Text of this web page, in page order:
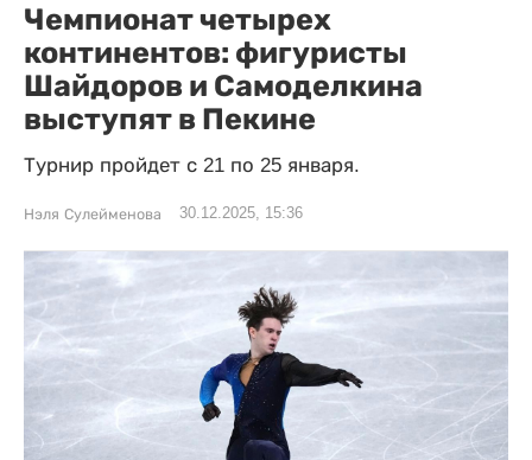
Чемпионат четырех
континентов: фигуристы
Шайдоров и Самоделкина
выступят в Пекине
Турнир пройдет с 21 по 25 января.
Нэля Сулейменова 30.12.2025, 15:36